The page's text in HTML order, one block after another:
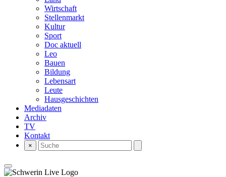
Wirtschaft
Stellenmarkt
Kultur
Sport
Doc aktuell
Leo
Bauen
Bildung
Lebensart
Leute
Hausgeschichten
Mediadaten
Archiv
TV
Kontakt
×